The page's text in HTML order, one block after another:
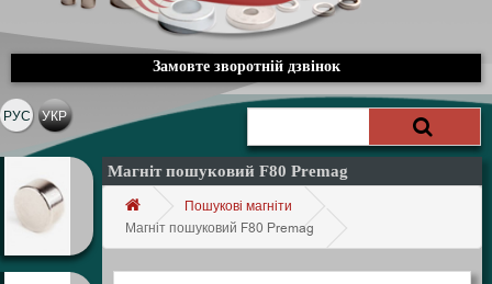
Замовте зворотній дзвінок
РУС УКР
Магніт пошуковий F80 Premag
Пошукові магніти
Магніт пошуковий F80 Premag